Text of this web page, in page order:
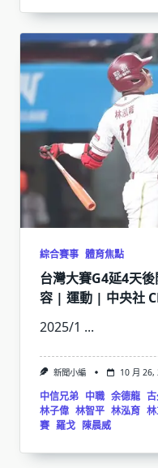
綜合賽事 體育焦點
台灣大賽G4延4天
容 | 運動 | 中央社
2025/1 ...
新聞小編 10 月 26,
中信兄弟 中職 余德龍
林子偉 林智平 林泓育
賽 羅戈 陳晨威